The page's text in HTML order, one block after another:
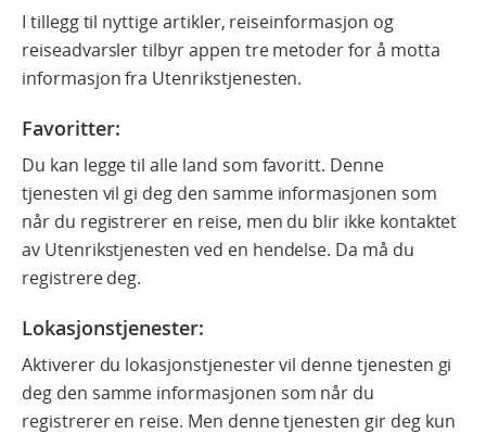
I tillegg til nyttige artikler, reiseinformasjon og
reiseadvarsler tilbyr appen tre metoder for å motta
informasjon fra Utenrikstjenesten.
Favoritter:
Du kan legge til alle land som favoritt. Denne
tjenesten vil gi deg den samme informasjonen som
når du registrerer en reise, men du blir ikke kontaktet
av Utenrikstjenesten ved en hendelse. Da må du
registrere deg.
Lokasjonstjenester:
Aktiverer du lokasjonstjenester vil denne tjenesten gi
deg den samme informasjonen som når du
registrerer en reise. Men denne tjenesten gir deg kun